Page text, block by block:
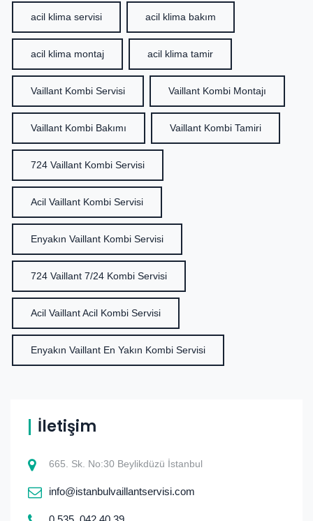
acil klima servisi acil klima bakım
acil klima montaj acil klima tamir
Vaillant Kombi Servisi Vaillant Kombi Montajı
Vaillant Kombi Bakımı Vaillant Kombi Tamiri
724 Vaillant Kombi Servisi
Acil Vaillant Kombi Servisi
Enyakın Vaillant Kombi Servisi
724 Vaillant 7/24 Kombi Servisi
Acil Vaillant Acil Kombi Servisi
Enyakın Vaillant En Yakın Kombi Servisi
İletişim
665. Sk. No:30 Beylikdüzü İstanbul
info@istanbulvaillantservisi.com